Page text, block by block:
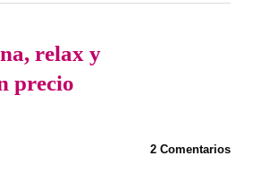
relax y
precio
2 Comentarios